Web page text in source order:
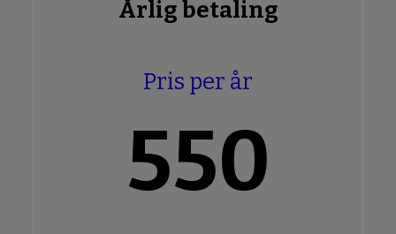
Årlig betaling
Pris per år
550